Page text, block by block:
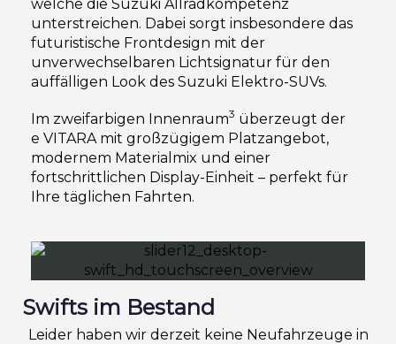
welche die Suzuki Allradkompetenz
unterstreichen. Dabei sorgt insbesondere das
futuristische Frontdesign mit der
unverwechselbaren Lichtsignatur für den
auffälligen Look des Suzuki Elektro-SUVs.
Im zweifarbigen Innenraum3 überzeugt der
e VITARA mit großzügigem Platzangebot,
modernem Materialmix und einer
fortschrittlichen Display-Einheit – perfekt für
Ihre täglichen Fahrten.
Swifts im Bestand
Leider haben wir derzeit keine Neufahrzeuge in